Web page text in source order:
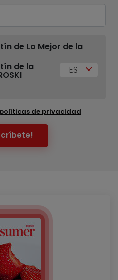
de Lo Mejor de la
de la
ES
políticas de privacidad